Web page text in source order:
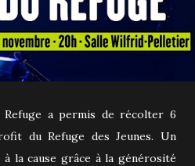
Refuge a permis de récolter 6
du Refuge des Jeunes. Un
la cause grâce à la générosité